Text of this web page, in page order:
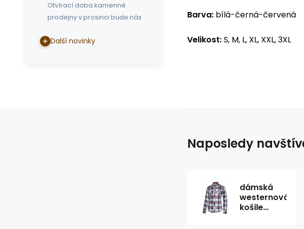
Barva: bílá-černá-červená
Velikost:S, M, L, XL, XXL, 3XL
Otvírací doba kamenné
prodejny v prosinci bude nás
Další novinky
Naposledy
dámská
westernová
košile